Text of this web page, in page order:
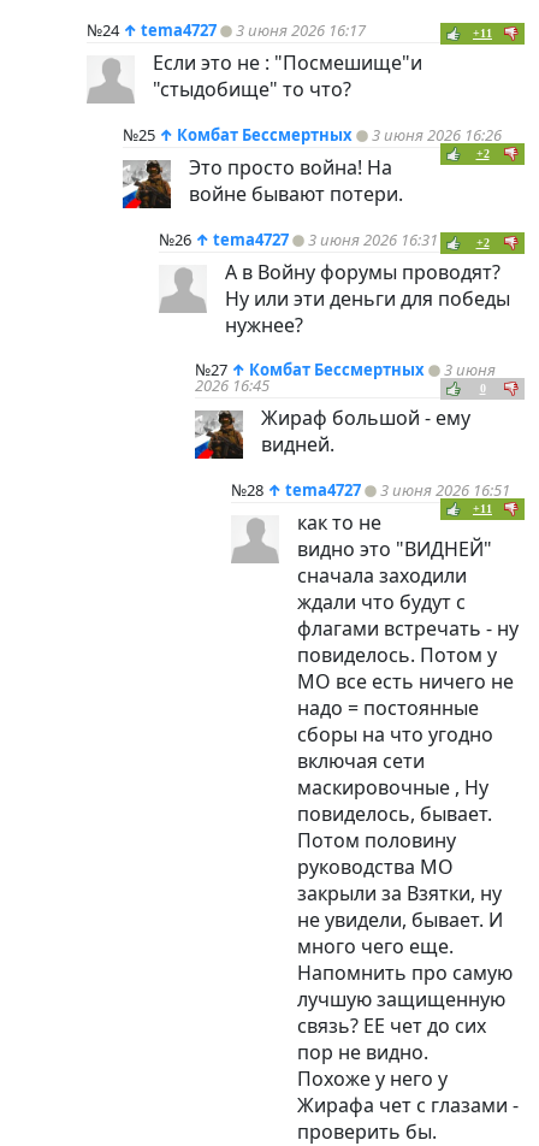
№24 ↑ tema4727 3 июня 2026 16:17 +11
Если это не : "Посмешище"и
"стыдобище" то что?
№25 ↑ Комбат Бессмертных 3 июня 2026 16:26
+2
Это просто война! На
войне бывают потери.
№26 ↑ tema4727 3 июня 2026 16:31 +2
А в Войну форумы проводят?
Ну или эти деньги для победы
нужнее?
№27 ↑ Комбат Бессмертных 3 июня
2026 16:45 0
Жираф большой - ему
видней.
№28 ↑ tema4727 3 июня 2026 16:51
+11
как то не
видно это "ВИДНЕЙ"
сначала заходили
ждали что будут с
флагами встречать - ну
повиделось. Потом у
МО все есть ничего не
надо = постоянные
сборы на что угодно
включая сети
маскировочные , Ну
повиделось, бывает.
Потом половину
руководства МО
закрыли за Взятки, ну
не увидели, бывает. И
много чего еще.
Напомнить про самую
лучшую защищенную
связь? ЕЕ чет до сих
пор не видно.
Похоже у него у
Жирафа чет с глазами -
проверить бы.